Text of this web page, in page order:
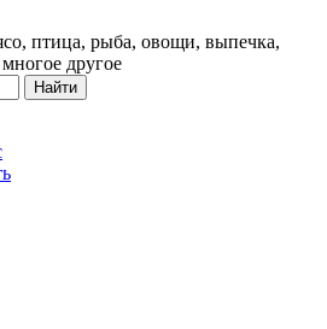
птица, рыба, овощи, выпечка,
другое